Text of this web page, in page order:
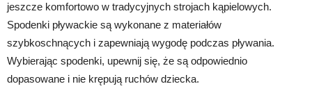
jeszcze komfortowo w tradycyjnych strojach kąpielowych.
Spodenki pływackie są wykonane z materiałów
szybkoschnących i zapewniają wygodę podczas pływania.
Wybierając spodenki, upewnij się, że są odpowiednio
dopasowane i nie krępują ruchów dziecka.